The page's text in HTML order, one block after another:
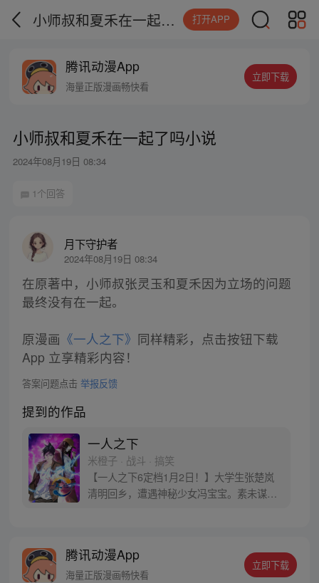
小师叔和夏禾在一起了吗小说 打开APP
腾讯动漫App
海量正版漫画畅快看
立即下载
小师叔和夏禾在一起了吗小说
2024年08月19日 08:34
1个回答
月下守护者
2024年08月19日 08:34
在原著中，小师叔张灵玉和夏禾因为立场的问题
最终没有在一起。
原漫画 《一人之下》 同样精彩，点击按钮下载
App 立享精彩内容！
答案问题点击 举报反馈
提到的作品
一人之下
米橙子 · 战斗 · 搞笑
【一人之下6定档1月2日！】大学生张楚岚
清明回乡，遭遇神秘少女冯宝宝。素未谋面
密，张楚岚的生活被彻底颠覆，与冯宝宝一
同踏上“异人”之旅。
腾讯动漫App
海量正版漫画畅快看
立即下载